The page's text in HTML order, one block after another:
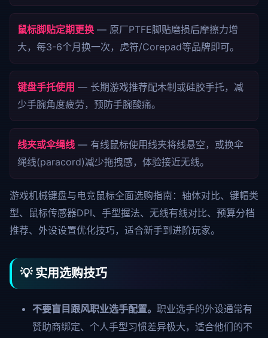
鼠标脚贴定期更换 — 原厂PTFE脚贴磨损后摩擦力增
大，每3-6个月换一次，虎符/Corepad等品牌即可。
键盘手托使用 — 长期游戏推荐配木制或硅胶手托，减
少手腕角度疲劳，预防手腕酸痛。
线夹或伞绳线 — 有线鼠标使用线夹将线悬空，或换伞
绳线(paracord)减少拖拽感，体验接近无线。
游戏机械键盘与电竞鼠标全面选购指南：轴体对比、键帽类
型、鼠标传感器DPI、手型握法、无线有线对比、预算分档
推荐、外设设置优化技巧，适合新手到进阶玩家。
💡 实用选购技巧
不要盲目跟风职业选手配置。 职业选手的外设通常有
赞助商绑定、个人手型习惯差异极大，适合他们的不